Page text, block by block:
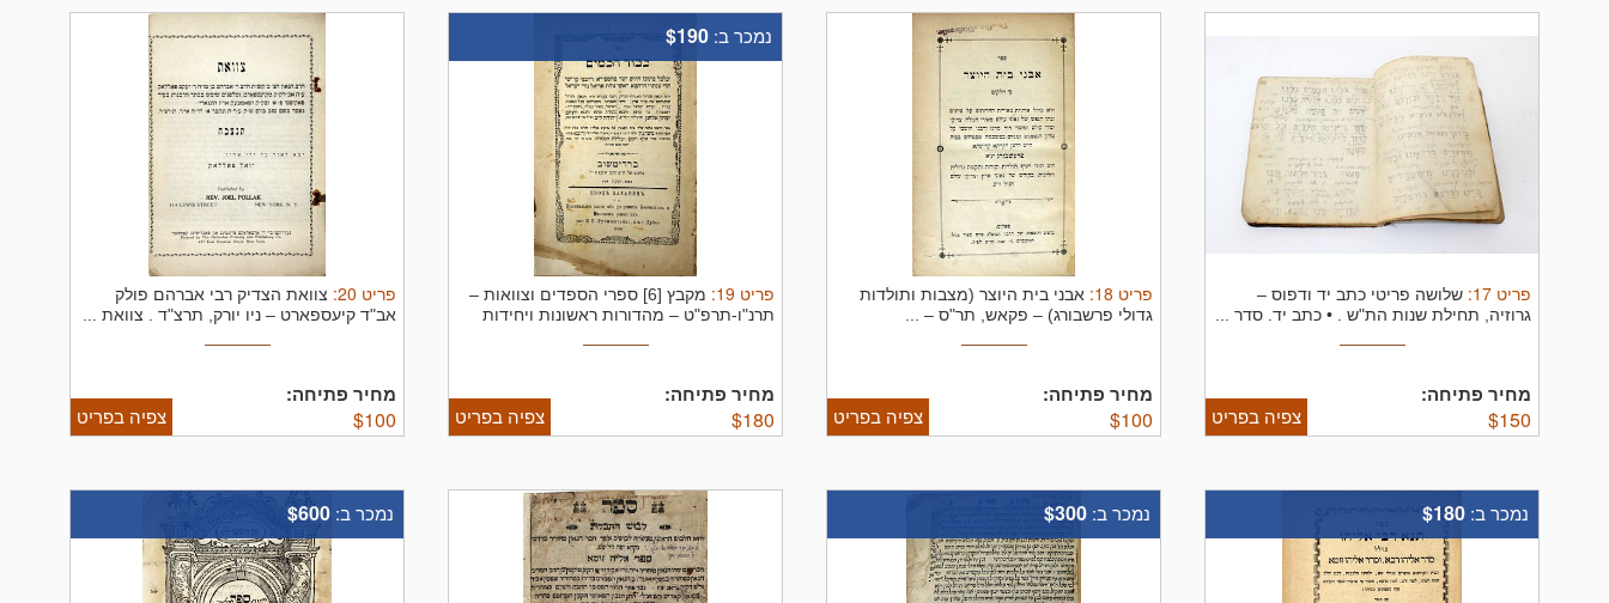
פריט 17
: שלושה פריטי כתב יד ודפוס –
גרוזיה, תחילת שנות הת"ש . • כתב יד. סדר ...
מחיר פתיחה:
$150 צפיה בפריט
פריט 18
: אבני בית היוצר (מצבות ותולדות
גדולי פרשבורג) – פקאש, תר"ס – ...
מחיר פתיחה:
$100 צפיה בפריט
נמכר ב: $190
פריט 19
:
מקבץ [6] ספרי הספדים וצוואות –
תרנ"ו-תרפ"ט – מהדורות ראשונות ויחידות
מחיר פתיחה:
$180 צפיה בפריט
פריט 20
: צוואת הצדיק רבי אברהם פולק
אב"ד קיעספארט – ניו יורק, תרצ"ד . צוואת ...
מחיר פתיחה:
$100 צפיה בפריט
נמכר ב: $180 נמכר ב: $300 נמכר ב: $600